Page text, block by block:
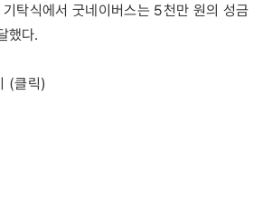
탁식에서 굿네이버스는 5천만 원의 성금
했다.
(클릭)